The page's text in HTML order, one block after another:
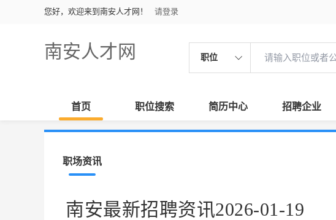
您好，欢迎来到南安人才网！ 请登录
南安人才网 职位
首页 职位搜索 简历中心 招聘企业
职场资讯
南安最新招聘资讯2026-01-19